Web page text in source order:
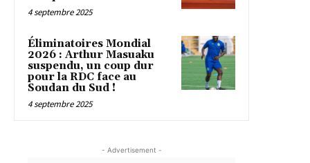
4 septembre 2025
Éliminatoires Mondial
2026 : Arthur Masuaku
suspendu, un coup dur
pour la RDC face au
Soudan du Sud !
4 septembre 2025
- Advertisement -